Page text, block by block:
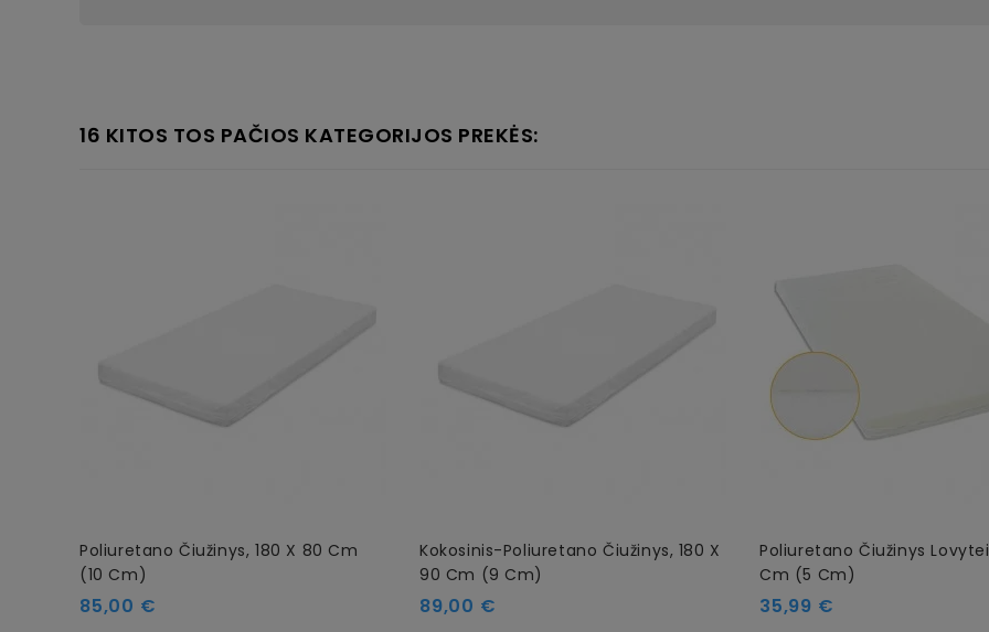
16 KITOS TOS PAČIOS KATEGORIJOS PREKĖS:
Poliuretano Čiužinys, 180 X 80 Cm
(10 Cm)
Kaina
85,00 €
Kokosinis-Poliuretano Čiužinys, 180 X
90 Cm (9 Cm)
Kaina
89,00 €
Poliuretano Čiužinys
Cm (5 Cm)
Kaina
35,99 €